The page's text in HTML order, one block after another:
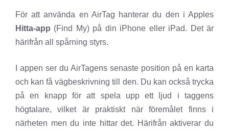
För att använda en AirTag hanterar du den i Apples
Hitta-app (Find My) på din iPhone eller iPad. Det är
härifrån all spårning styrs.
I appen ser du AirTagens senaste position på en karta
och kan få vägbeskrivning till den. Du kan också trycka
på en knapp för att spela upp ett ljud i taggens
högtalare, vilket är praktiskt när föremålet finns i
närheten men du inte hittar det. Härifrån aktiverar du